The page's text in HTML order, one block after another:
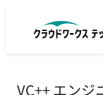
VC++ エン